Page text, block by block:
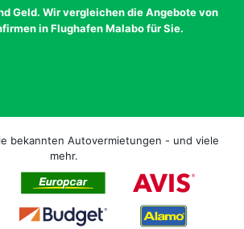
Geld. Wir vergleichen die Angebote von
in Flughafen Malabo für Sie.
bekannten Autovermietungen - und viele
mehr.